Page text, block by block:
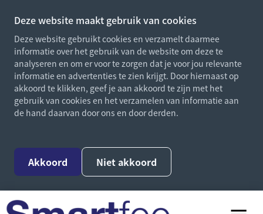
Deze website maakt gebruik van cookies
Deze website gebruikt cookies en verzamelt daarmee
informatie over het gebruik van de website om deze te
analyseren en om er voor te zorgen dat je voor jou relevante
informatie en advertenties te zien krijgt. Door hiernaast op
akkoord te klikken, geef je aan akkoord te zijn met het
gebruik van cookies en het verzamelen van informatie aan
de hand daarvan door ons en door derden.
Akkoord Niet akkoord